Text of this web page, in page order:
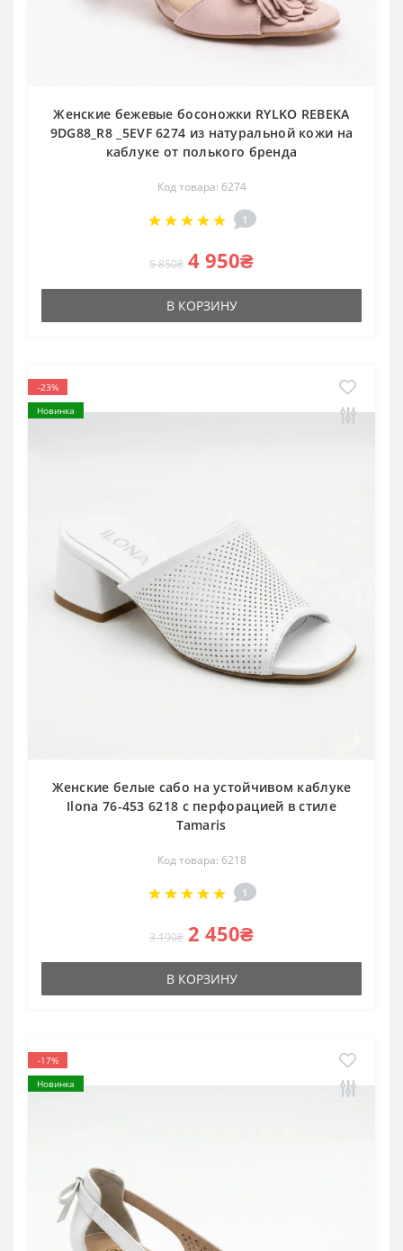
Женские бежевые босоножки RYLKO REBEKA
9DG88_R8 _5EVF 6274 из натуральной кожи на
каблуке от полького бренда
Код товара: 6274
1
5 850₴ 4 950₴
В КОРЗИНУ
-23%
Новинка
Женские белые сабо на устойчивом каблуке
Ilona 76-453 6218 с перфорацией в стиле
Tamaris
Код товара: 6218
1
3 190₴ 2 450₴
В КОРЗИНУ
-17%
Новинка